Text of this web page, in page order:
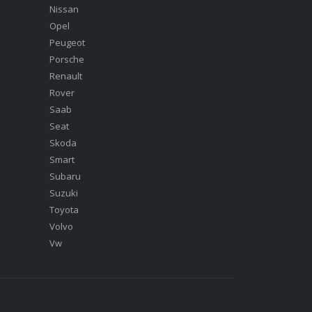
Nissan
Opel
Peugeot
Porsche
Renault
Rover
Saab
Seat
Skoda
Smart
Subaru
Suzuki
Toyota
Volvo
Vw